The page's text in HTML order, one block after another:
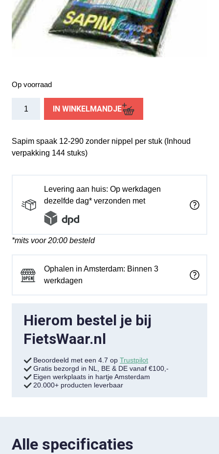
Op voorraad
290
z/nippel
IN WINKELMANDJE
Sapim spaak 12-290 zonder nippel per stuk (Inhoud
verpakking 144 stuks)
Levering aan huis: Op werkdagen
dezelfde dag* verzonden met
*mits voor 20:00 besteld
Ophalen in Amsterdam: Binnen 3
werkdagen
Hierom bestel je bij
FietsWaar.nl
Beoordeeld met een 4.7 op Trustpilot
Gratis bezorgd in NL, BE & DE vanaf €100,-
Eigen werkplaats in hartje Amsterdam
20.000+ producten leverbaar
Alle specificaties